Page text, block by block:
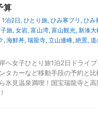
算
1泊2日 , ひとり旅, ひみ寒ブリ , ひみ
旅, 女岩, 富山湾, 富山観光, 新湊大
, 海鮮丼, 瑞龍寺, 立山連峰, 絶景, 道
へ女子ひとり旅1泊2日ドライ
タカーなど移動手段の予約と
氷見温泉満喫！国宝瑞龍寺と